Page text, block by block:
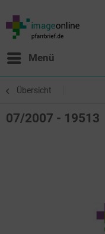
Menü
Übersicht
07/2007 - 19513